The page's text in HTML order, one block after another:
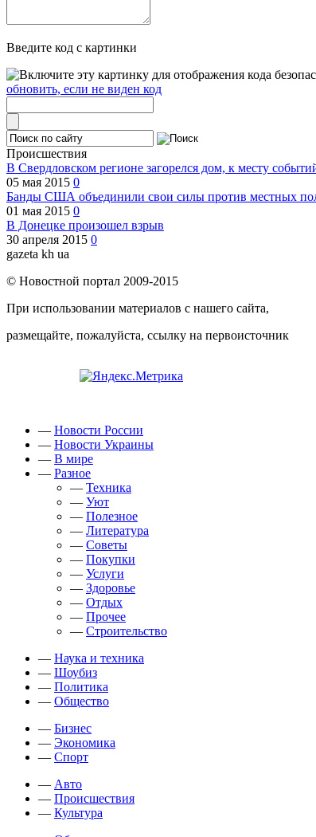
Введите код с картинки
обновить, если не виден код
Происшествия
В Свердловском регионе загорелся дом, к месту
05 мая 2015 0
Банды США объединили свои силы против местных
01 мая 2015 0
В Донецке произошел взрыв
30 апреля 2015 0
gazeta kh ua
© Новостной портал 2009-2015
При использовании материалов с нашего сайта,
размещайте, пожалуйста, ссылку на первоисточник
— Новости России
— Новости Украины
— В мире
— Разное
— Техника
— Уют
— Полезное
— Литература
— Советы
— Покупки
— Услуги
— Здоровье
— Отдых
— Прочее
— Строительство
— Наука и техника
— Шоубиз
— Политика
— Общество
— Бизнес
— Экономика
— Спорт
— Авто
— Происшествия
— Культура